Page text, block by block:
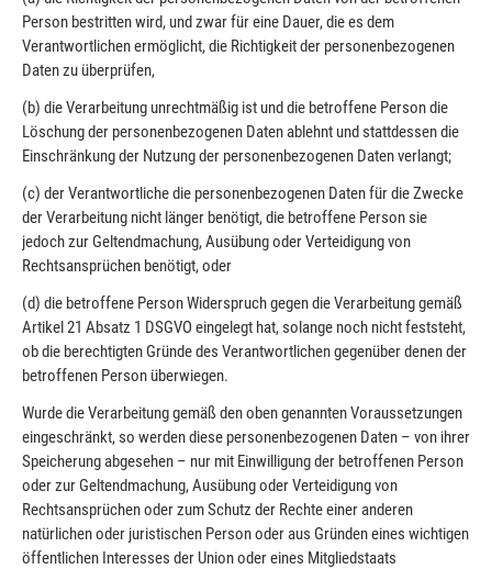
Person bestritten wird, und zwar für eine Dauer, die es dem
Verantwortlichen ermöglicht, die Richtigkeit der personenbezogenen
Daten zu überprüfen,
(b) die Verarbeitung unrechtmäßig ist und die betroffene Person die
Löschung der personenbezogenen Daten ablehnt und stattdessen die
Einschränkung der Nutzung der personenbezogenen Daten verlangt;
(c) der Verantwortliche die personenbezogenen Daten für die Zwecke
der Verarbeitung nicht länger benötigt, die betroffene Person sie
jedoch zur Geltendmachung, Ausübung oder Verteidigung von
Rechtsansprüchen benötigt, oder
(d) die betroffene Person Widerspruch gegen die Verarbeitung gemäß
Artikel 21 Absatz 1 DSGVO eingelegt hat, solange noch nicht feststeht,
ob die berechtigten Gründe des Verantwortlichen gegenüber denen der
betroffenen Person überwiegen.
Wurde die Verarbeitung gemäß den oben genannten Voraussetzungen
eingeschränkt, so werden diese personenbezogenen Daten – von ihrer
Speicherung abgesehen – nur mit Einwilligung der betroffenen Person
oder zur Geltendmachung, Ausübung oder Verteidigung von
Rechtsansprüchen oder zum Schutz der Rechte einer anderen
natürlichen oder juristischen Person oder aus Gründen eines wichtigen
öffentlichen Interesses der Union oder eines Mitgliedstaats